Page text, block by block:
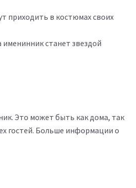
приходить в костюмах своих
именинник станет звездой
Это может быть как дома, так
гостей. Больше информации о